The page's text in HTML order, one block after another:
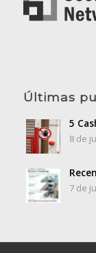
Últimas
5
8 de
7 de